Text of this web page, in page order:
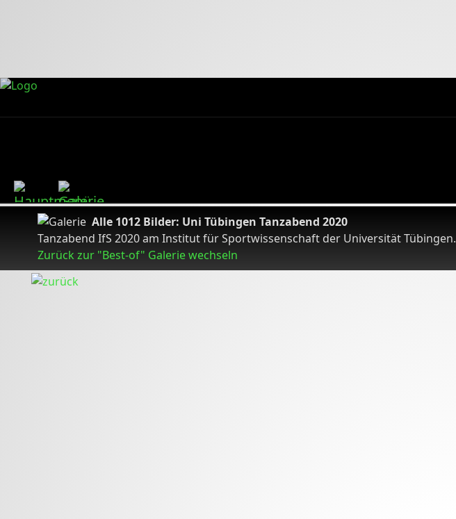
Alle 1012 Bilder: Uni Tübingen Tanzabend 2020
Tanzabend IfS 2020 am Institut für Sportwissenschaft der Universität Tübingen.
Zurück zur "Best-of" Galerie wechseln